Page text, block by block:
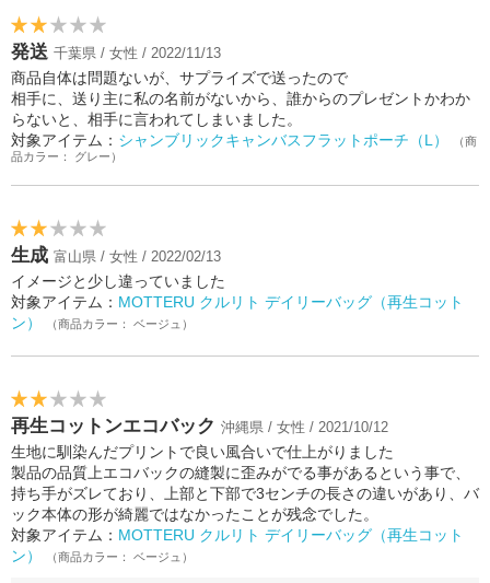
発送 千葉県 / 女性 / 2022/11/13
商品自体は問題ないが、サプライズで送ったので
相手に、送り主に私の名前がないから、誰からのプレゼントかわか
らないと、相手に言われてしまいました。
対象アイテム： シャンブリックキャンバスフラットポーチ（L）
（商
品カラー： グレー）
生成 富山県 / 女性 / 2022/02/13
イメージと少し違っていました
対象アイテム： MOTTERU クルリト デイリーバッグ（再生コット
ン）
（商品カラー： ベージュ）
再生コットンエコバック 沖縄県 / 女性 / 2021/10/12
生地に馴染んだプリントで良い風合いで仕上がりました
製品の品質上エコバックの縫製に歪みがでる事があるという事で、
持ち手がズレており、上部と下部で3センチの長さの違いがあり、バ
ック本体の形が綺麗ではなかったことが残念でした。
対象アイテム： MOTTERU クルリト デイリーバッグ（再生コット
ン）
（商品カラー： ベージュ）